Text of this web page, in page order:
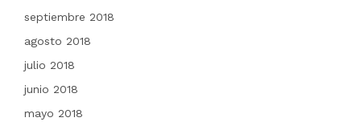
septiembre 2018
agosto 2018
julio 2018
junio 2018
mayo 2018